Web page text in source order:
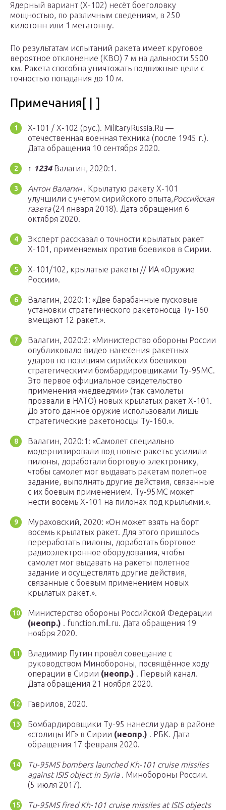
Ядерный вариант (Х-102) несёт боеголовку
мощностью, по различным сведениям, в 250
килотонн или 1 мегатонну.
По результатам испытаний ракета имеет круговое
вероятное отклонение (КВО) 7 м на дальности 5500
км. Ракета способна уничтожать подвижные цели с
точностью попадания до 10 м.
Примечания[ | ]
Х-101 / Х-102 (рус.). MilitaryRussia.Ru —
отечественная военная техника (после 1945 г.).
Дата обращения 10 сентября 2020.
↑ 1234Валагин, 2020:1.
Антон Валагин. Крылатую ракету Х-101
улучшили с учетом сирийского опыта,Российская
газета(24 января 2018). Дата обращения 6
октября 2020.
Эксперт рассказал о точности крылатых ракет
Х-101, применяемых против боевиков в Сирии.
Х-101/102, крылатые ракеты // ИА «Оружие
России».
Валагин, 2020:1: «Две барабанные пусковые
установки стратегического ракетоносца Ту-160
вмещают 12 ракет.».
Валагин, 2020:2: «Министерство обороны России
опубликовало видео нанесения ракетных
ударов по позициям сирийских боевиков
стратегическими бомбардировщиками Ту-95МС.
Это первое официальное свидетельство
применения «медведями» (так самолеты
прозвали в НАТО) новых крылатых ракет Х-101.
До этого данное оружие использовали лишь
стратегические ракетоносцы Ту-160.».
Валагин, 2020:1: «Самолет специально
модернизировали под новые ракеты: усилили
пилоны, доработали бортовую электронику,
чтобы самолет мог выдавать ракетам полетное
задание, выполнять другие действия, связанные
с их боевым применением. Ту-95МС может
нести восемь Х-101 на пилонах под крыльями.».
Мураховский, 2020: «Он может взять на борт
восемь крылатых ракет. Для этого пришлось
переработать пилоны, доработать бортовое
радиоэлектронное оборудования, чтобы
самолет мог выдавать на ракеты полетное
задание и осуществлять другие действия,
связанные с боевым применением новых
крылатых ракет.».
Министерство обороны Российской Федерации
(неопр.) . function.mil.ru. Дата обращения 19
ноября 2020.
Владимир Путин провёл совещание с
руководством Минобороны, посвящённое ходу
операции в Сирии (неопр.) . Первый канал.
Дата обращения 21 ноября 2020.
Гаврилов, 2020.
Бомбардировщики Ту-95 нанесли удар в районе
«столицы ИГ» в Сирии (неопр.) . РБК. Дата
обращения 17 февраля 2020.
Tu-95MS bombers launched Kh-101 cruise missiles
against ISIS object in Syria. Минобороны России.
(5 июля 2017).
Tu-95MS fired Kh-101 cruise missiles at ISIS objects